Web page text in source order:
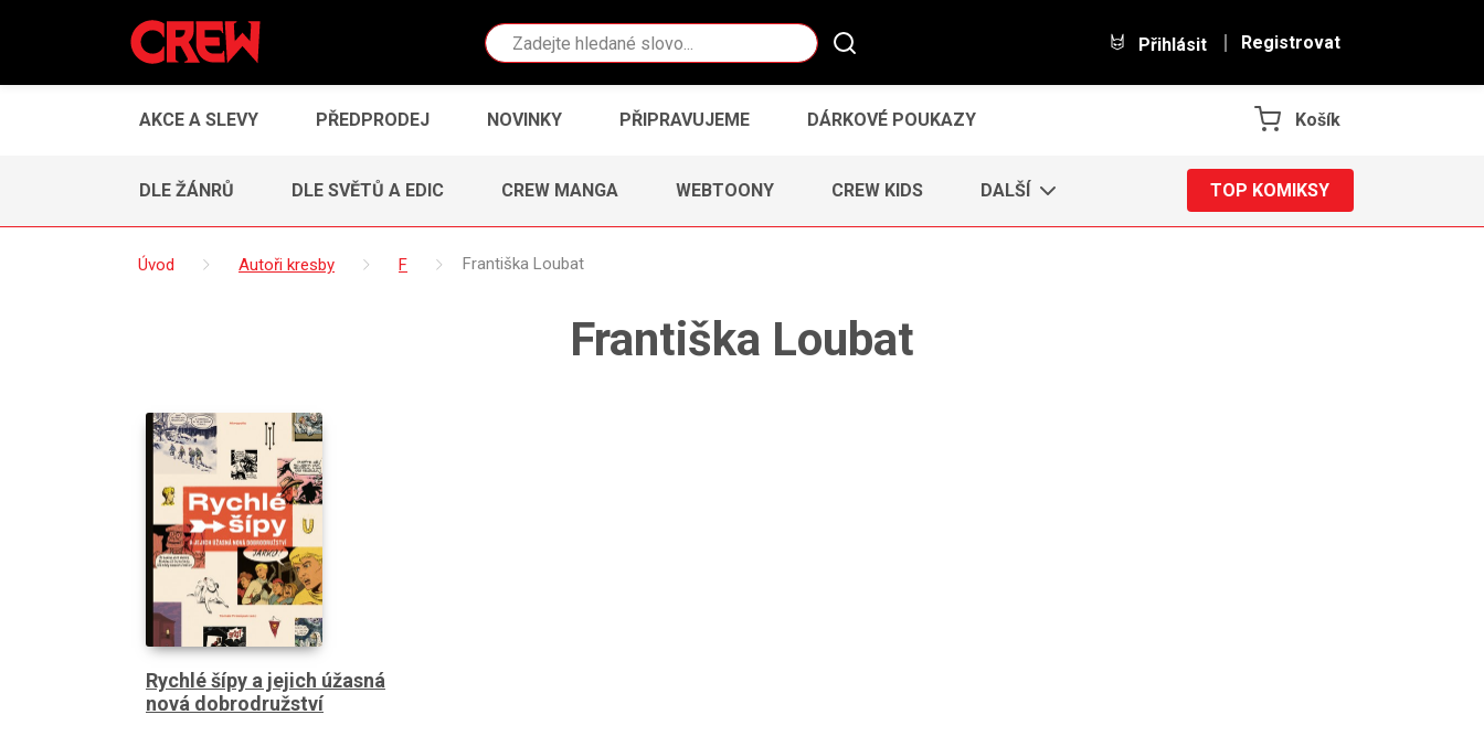
Vyhledávání Přihlásit Registrovat
AKCE A SLEVY PŘEDPRODEJ NOVINKY PŘIPRAVUJEME DÁRKOVÉ POUKAZY Košík
DLE ŽÁNRŮ DLE SVĚTŮ A EDIC CREW MANGA WEBTOONY CREW KIDS DALŠÍ TOP KOMIKSY
Úvod Autoři kresby F Františka Loubat
Františka Loubat
Rychlé šípy a jejich úžasná
nová dobrodružství